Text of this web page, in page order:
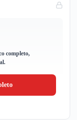
completo,